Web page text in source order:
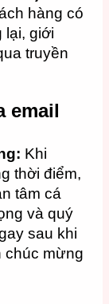
hàng có
lại, giới
truyền
email
Khi
thời điểm,
tâm cá
và quý
sau khi
chúc mừng